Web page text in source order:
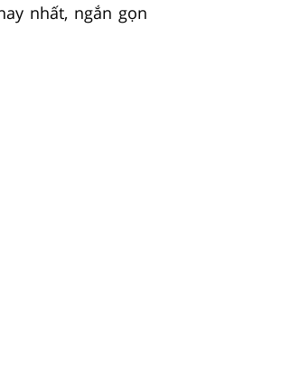
nhất, ngắn gọn